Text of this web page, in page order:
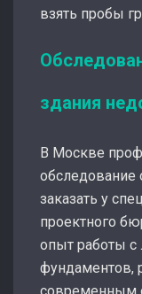
взять пробы
здания
В Москве
обследование
заказать у
проектного
опыт работы
фундаментов,
современным